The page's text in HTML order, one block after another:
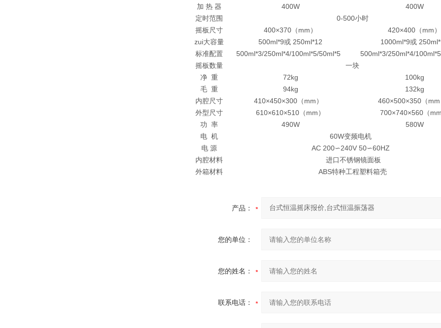
加 热 器
400W
400W
定时范围
0-500小时
摇板尺寸
400×370（mm）
420×400（mm）
zui大容量
500ml*9或 250ml*12
1000ml*9或
标准配置
500ml*3/250ml*4/100ml*5/50ml*5
500ml*3/250ml*4/
摇板数量
一块
净 重
72kg
100kg
毛 重
94kg
132kg
内腔尺寸
410×450×300（mm）
460×500×350（
外型尺寸
610×610×510（mm）
700×740×560（
功 率
490W
580W
电 机
60W变频电机
电 源
AC 200∽240V 50∽60HZ
内腔材料
进口不锈钢镜面板
外箱材料
ABS特种工程塑料箱壳
产品：
您的单位：
您的姓名：
联系电话：